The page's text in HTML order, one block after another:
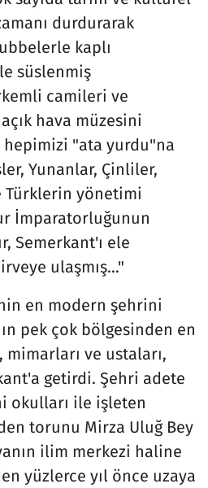
durdurarak
kaplı
süslenmiş
camileri ve
hava müzesini
hepimizi "ata yurdu"na
Yunanlar, Çinliler,
Türklerin yönetimi
İmparatorluğunun
Semerkant'ı ele
ulaşmış…"
en modern şehrini
pek çok bölgesinden en
ve ustaları,
getirdi. Şehri adete
okulları ile işleten
torunu Mirza Uluğ Bey
ilim merkezi haline
yüzlerce yıl önce uzaya